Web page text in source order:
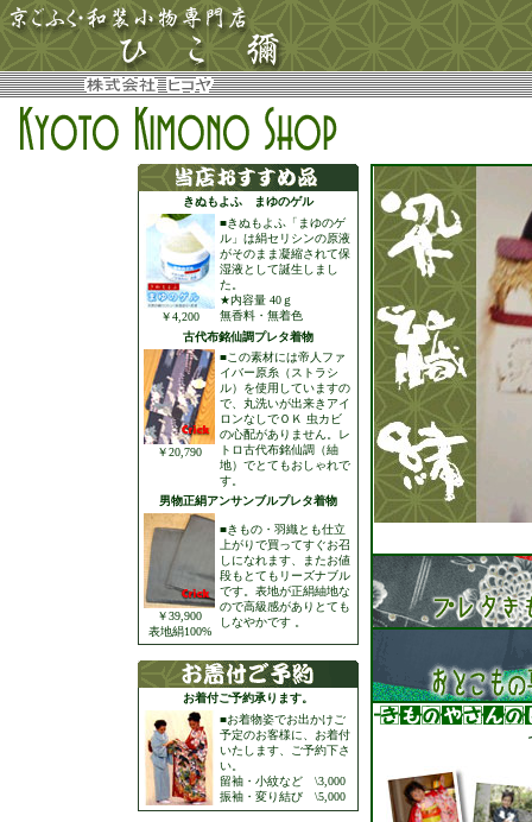
きぬもよふ まゆのゲル
￥4,200
■きぬもよふ「まゆのゲ
ル」は絹セリシンの原液
がそのまま凝縮されて保
湿液として誕生しまし
た。
★内容量 40ｇ
無香料・無着色
古代布銘仙調プレタ着物
￥20,790
■この素材には帝人ファ
イバー原糸（ストラシ
ル）を使用していますの
で、丸洗いが出来きアイ
ロンなしでＯＫ 虫カビ
の心配がありません。レ
トロ古代布銘仙調（紬
地）でとてもおしゃれで
す。
男物正絹アンサンブルプレタ着物
￥39,900
表地絹100%
■きもの・羽織とも仕立
上がりで買ってすぐお召
しになれます、またお値
段もとてもリーズナブル
です。表地が正絹紬地な
ので高級感がありとても
しなやかです 。
お着付ご予約承ります。
■お着物姿でお出かけご
予定のお客様に、お着付
いたします、ご予約下さ
い。
留袖・小紋など \3,000
振袖・変り結び \5,000